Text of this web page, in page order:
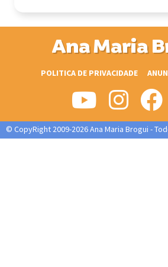
Ana Maria
POLITICA DE PRIVACIDADE
© CopyRight 2009-2026 Ana Maria Brogui -